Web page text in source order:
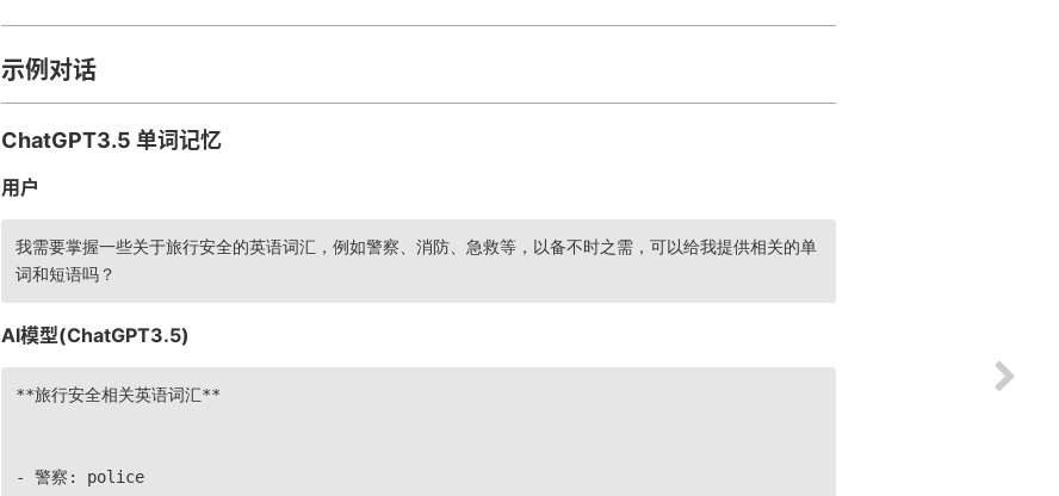
示例对话
ChatGPT3.5 单词记忆
用户
我需要掌握一些关于旅行安全的英语词汇，例如警察、消防、急救等，以备不时之需，可以给我提供相关的单
词和短语吗？
AI模型(ChatGPT3.5)
**旅行安全相关英语词汇**
- 警察: police